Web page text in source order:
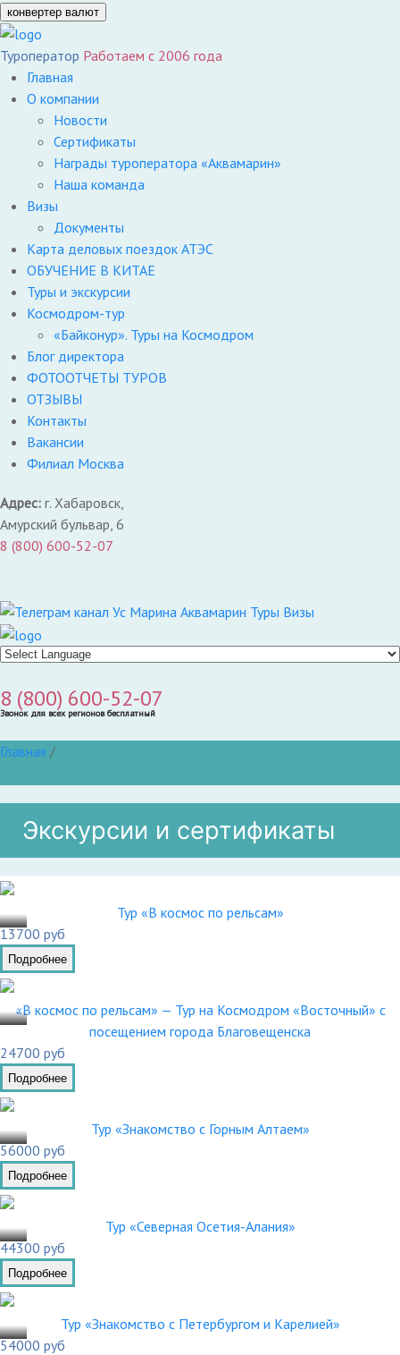
конвертер валют
Туроператор Работаем с 2006 года
Главная
О компании
Новости
Сертификаты
Награды туроператора «Аквамарин»
Наша команда
Визы
Документы
Карта деловых поездок АТЭС
ОБУЧЕНИЕ В КИТАЕ
Туры и экскурсии
Космодром-тур
«Байконур». Туры на Космодром
Блог директора
ФОТООТЧЕТЫ ТУРОВ
ОТЗЫВЫ
Контакты
Вакансии
Филиал Москва
Адрес: г. Хабаровск,
Амурский бульвар, 6
8 (800) 600-52-07
8 (800) 600-52-07
Звонок для всех регионов бесплатный
Главная /
Экскурсии и сертификаты
Тур «В космос по рельсам»
13700 руб
Подробнее
«В космос по рельсам» — Тур на Космодром «Восточный» с
посещением города Благовещенска
24700 руб
Подробнее
Тур «Знакомство с Горным Алтаем»
56000 руб
Подробнее
Тур «Северная Осетия-Алания»
44300 руб
Подробнее
Тур «Знакомство с Петербургом и Карелией»
54000 руб